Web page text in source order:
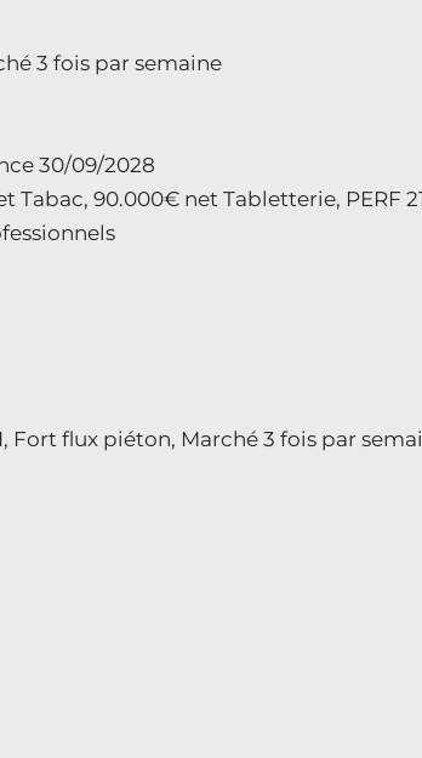
3 fois par semaine
30/09/2028
Tabac, 90.000€ net Tabletterie, PERF
Fort flux piéton, Marché 3 fois par